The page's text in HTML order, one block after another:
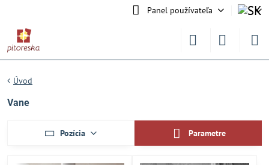
Panel používateľa
Úvod
Vane
Pozícia Parametre